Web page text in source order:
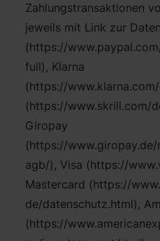
Zahlungstransaktionen
jeweils mit Link zur
(https://
full), Klarna
(https://
(https://www.skrill.com/
Giropay
(https://
agb/), Visa (https://
Mastercard (https://
de/datenschutz.html),
(https://